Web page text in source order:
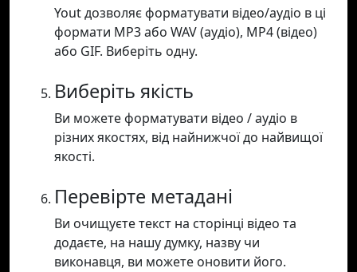
Yout дозволяє форматувати відео/аудіо в ці
формати MP3 або WAV (аудіо), MP4 (відео)
або GIF. Виберіть одну.
Виберіть якість
Ви можете форматувати відео / аудіо в
різних якостях, від найнижчої до найвищої
якості.
Перевірте метадані
Ви очищуєте текст на сторінці відео та
додаєте, на нашу думку, назву чи
виконавця, ви можете оновити його.